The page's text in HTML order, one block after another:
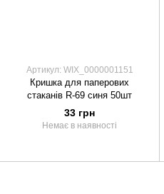
Артикул: WIX_0000001151
Кришка для паперових
стаканів R-69 синя 50шт
33 грн
Немає в наявності